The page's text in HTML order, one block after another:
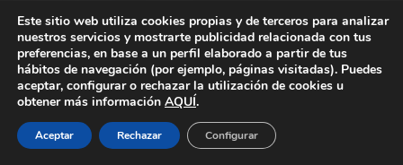
Este sitio web utiliza cookies propias y de terceros para analizar
nuestros servicios y mostrarte publicidad relacionada con tus
preferencias, en base a un perfil elaborado a partir de tus
hábitos de navegación (por ejemplo, páginas visitadas). Puedes
aceptar, configurar o rechazar la utilización de cookies u
obtener más información AQUÍ.
Aceptar Rechazar Configurar